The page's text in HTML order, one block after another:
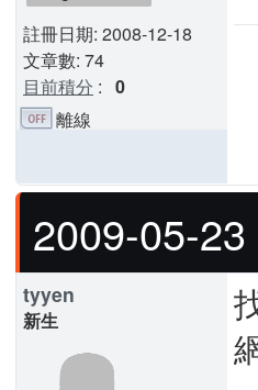
註冊日期: 2008-12-18
文章數: 74
目前積分 : 0
離線
2009-05-
tyyen
新生